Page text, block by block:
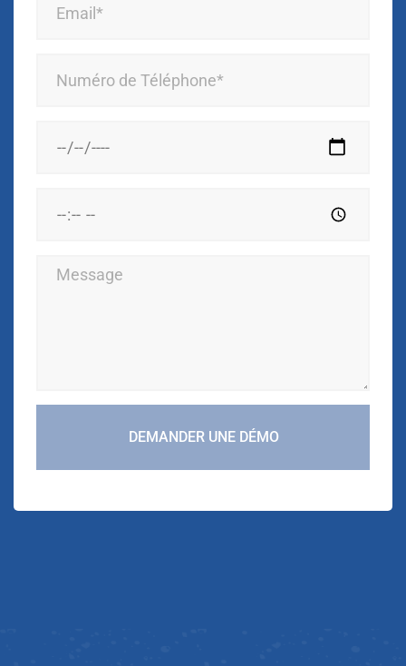
DEMANDER UNE DÉMO